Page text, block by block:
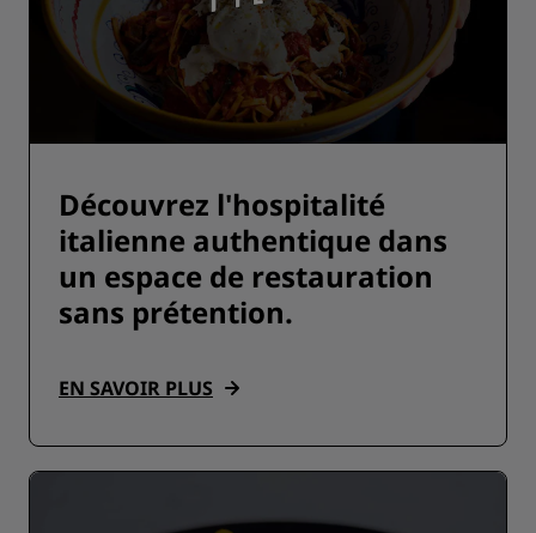
Découvrez l'hospitalité
italienne authentique dans
un espace de restauration
sans prétention.
EN SAVOIR PLUS